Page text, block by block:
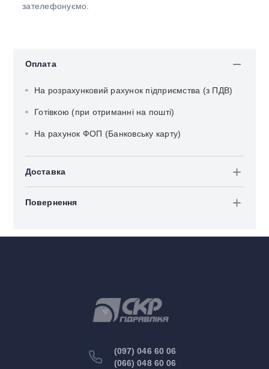
зателефонуємо.
Оплата
На розрахунковий рахунок підприємства (з ПДВ)
Готівкою (при отриманні на пошті)
На рахунок ФОП (Банковську карту)
Доставка
Повернення
(097) 046 60 06
(066) 048 60 06